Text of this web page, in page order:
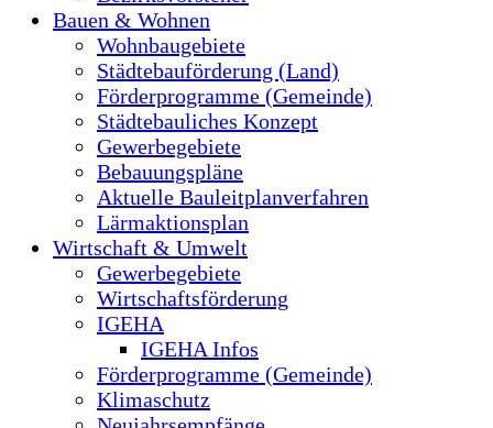
Bauen & Wohnen
Wohnbaugebiete
Städtebauförderung (Land)
Förderprogramme (Gemeinde)
Städtebauliches Konzept
Gewerbegebiete
Bebauungspläne
Aktuelle Bauleitplanverfahren
Lärmaktionsplan
Wirtschaft & Umwelt
Gewerbegebiete
Wirtschaftsförderung
IGEHA
IGEHA Infos
Förderprogramme (Gemeinde)
Klimaschutz